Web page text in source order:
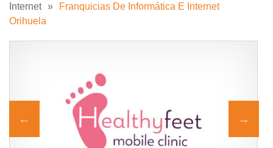
Internet »
Franquicias De Informática E Internet
Orihuela